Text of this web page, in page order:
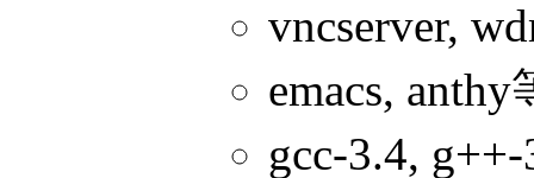
vncserver,
emacs, anthy
gcc-3.4,